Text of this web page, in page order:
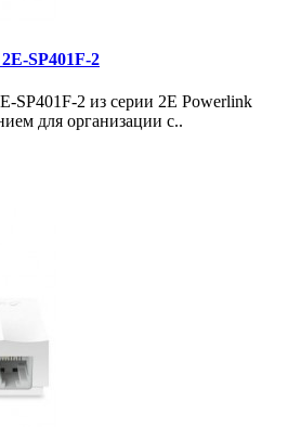
SP401F-2
SP401F-2 из серии 2E Powerlink
для организации с..